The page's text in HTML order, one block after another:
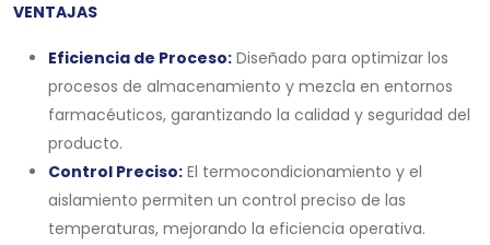
VENTAJAS
Eficiencia de Proceso: Diseñado para optimizar los
procesos de almacenamiento y mezcla en entornos
farmacéuticos, garantizando la calidad y seguridad del
producto.
Control Preciso: El termocondicionamiento y el
aislamiento permiten un control preciso de las
temperaturas, mejorando la eficiencia operativa.